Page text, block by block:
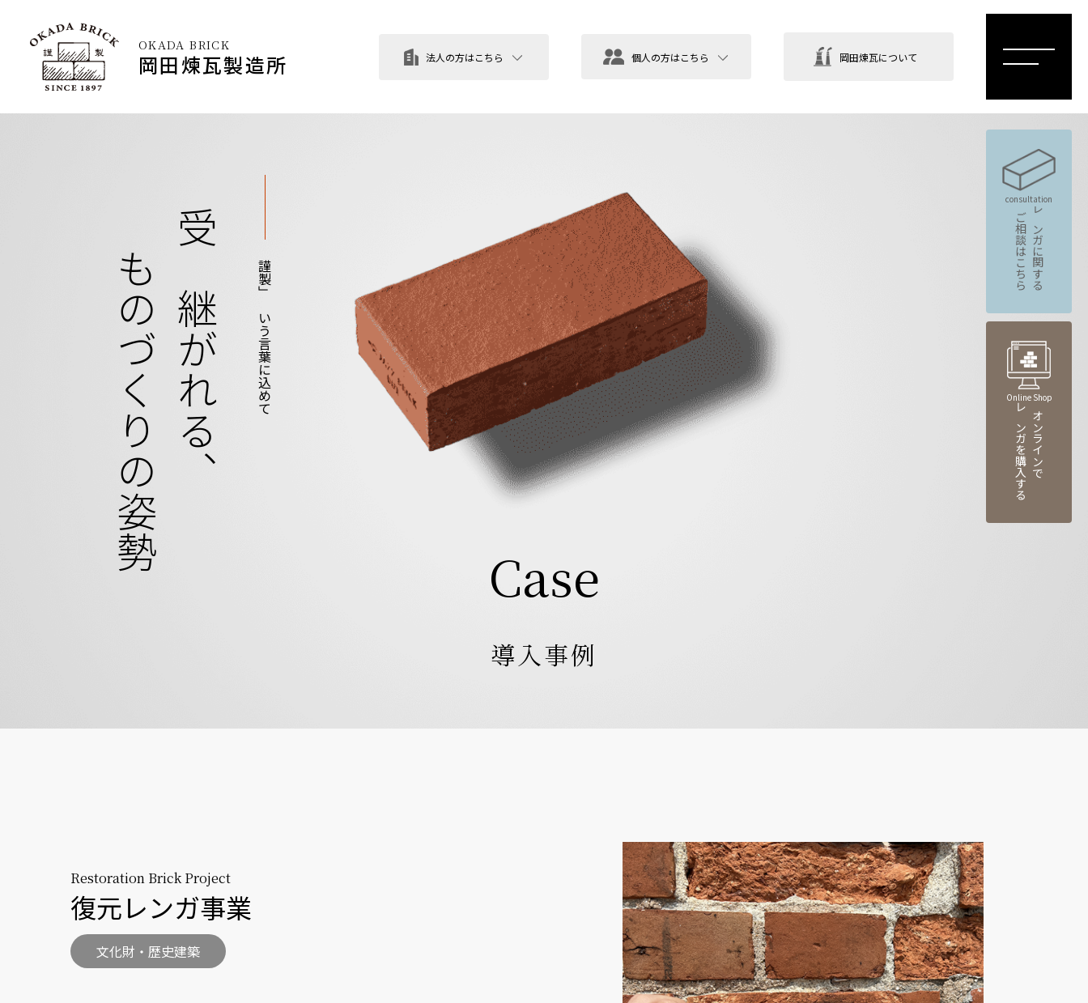
OKADA BRICK
岡田煉瓦製造所 法人の方はこちら 個人の方はこちら 岡田煉瓦について
Case
導入事例
「謹製」という言葉に込めて
受け継がれる、
ものづくりの姿勢
Restoration Brick Project
復元レンガ事業
文化財・歴史建築
consultation
レンガに関する
ご相談はこちら
Online Shop
オンラインで
レンガを購入する